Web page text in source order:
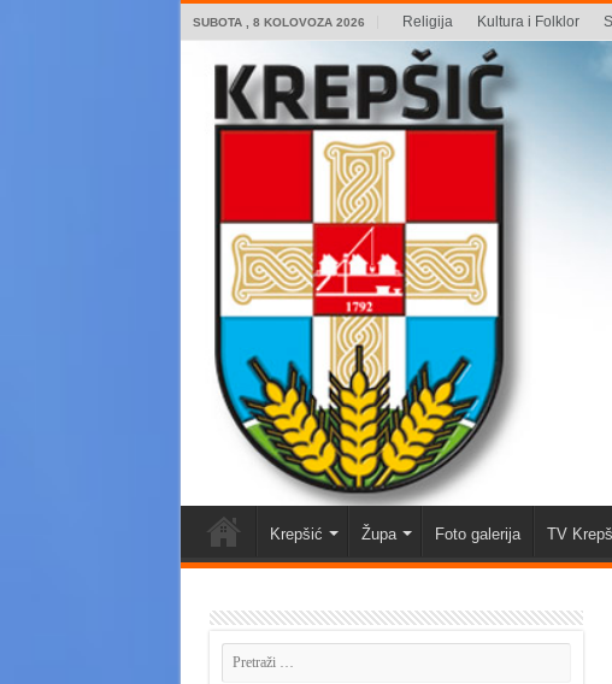
SUBOTA , 8 KOLOVOZA 2026 Religija Kultura i Folklor
Krepšić Župa Foto galerija TV